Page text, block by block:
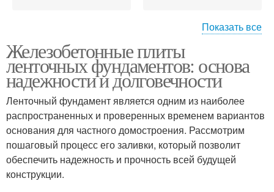
Требования к
фундаменту
Ленточный фундамент
Плиты на месте Трещины в плитах
Показать все
Железобетонные плиты
ленточных фундаментов: основа
надежности и долговечности
Ленточный фундамент является одним из наиболее
распространенных и проверенных временем вариантов
основания для частного домостроения. Рассмотрим
пошаговый процесс его заливки, который позволит
обеспечить надежность и прочность всей будущей
конструкции.